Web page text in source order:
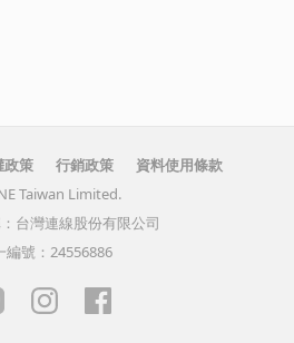
政策 行銷政策
資料使用條款
Taiwan Limited.
台灣連線股份有限公司
編號：24556886